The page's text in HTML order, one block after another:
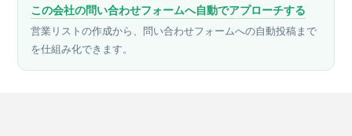
この会社の問い合わせフォームへ自動でアプローチする
営業リストの作成から、問い合わせフォームへの自動投稿まで
を仕組み化できます。